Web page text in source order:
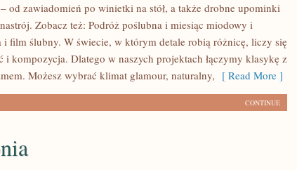
od zawiadomień po winietki na stół, a także drobne upominki
Zobacz też: Podróż poślubna i miesiąc miodowy i
i film ślubny. W świecie, w którym detale robią różnicę, liczy się
i kompozycja. Dlatego w naszych projektach łączymy klasykę z
Możesz wybrać klimat glamour, naturalny, [ Read More ]
CONTINUE